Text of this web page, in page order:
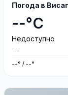
Погода в
--°C
Недоступно
--
--° / --°